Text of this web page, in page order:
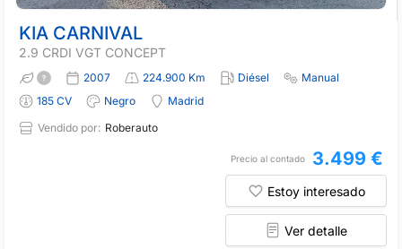
KIA CARNIVAL
2.9 CRDI VGT CONCEPT
2007 224.900 Km Diésel
Manual
185 CV
Negro
Madrid
Vendido por: Roberauto
Precio al contado 3.499 €
Estoy interesado
Ver detalle